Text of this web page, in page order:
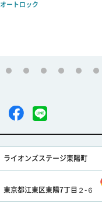
オートロック
ライオンズステージ東陽町
東京都江東区東陽7丁目２-６